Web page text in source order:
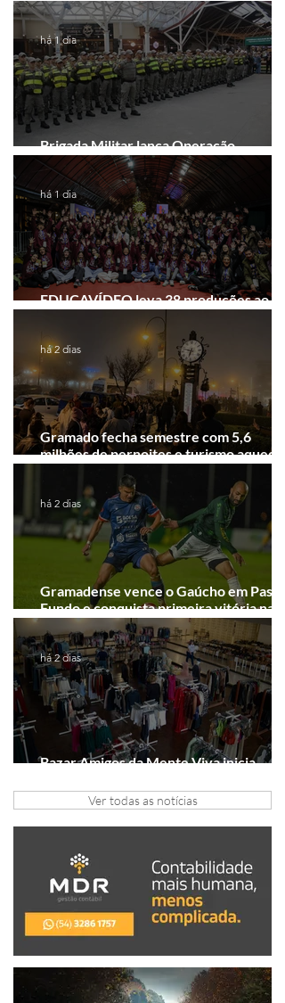
comando do 41º BPM em Gramado
Brigada Militar lança Operação
Convergência na Região das Hortênsias
há 1 dia
EDUCAVÍDEO leva 38 produções ao
Festival de Cinema de Gramado
há 1 dia
Gramado fecha semestre com 5,6
milhões de pernoites e turismo
Junho desponta!
há 2 dias
Gramadense vence o Gaúcho em Passo
Fundo e conquista primeira vitória na
Série A2
há 2 dias
Bazar Amigos da Mente Viva inicia
há 2 dias
Ver todas as notícias